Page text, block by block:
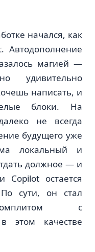
начался, как
Автодополнение
магией —
удивительно
написать, и
блоки. На
не всегда
будущего уже
локальный и
должное — и
Copilot остается
сути, он стал
с
этом качестве